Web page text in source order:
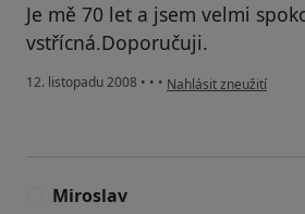
Je mě 70 let a jsem velmi
vstřícná.Doporučuji.
12. listopadu 2008 • • • podle názoru uživatele
Nahlásit zneužití
Miroslav